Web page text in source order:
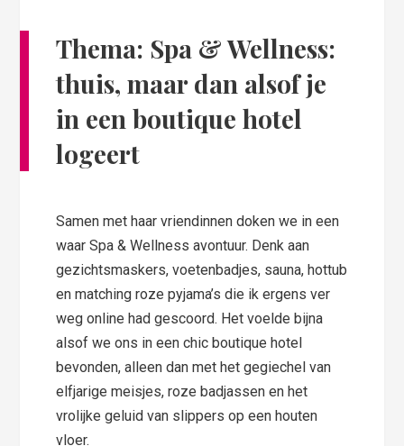
Thema: Spa & Wellness:
thuis, maar dan alsof je
in een boutique hotel
logeert
Samen met haar vriendinnen doken we in een
waar Spa & Wellness avontuur. Denk aan
gezichtsmaskers, voetenbadjes, sauna, hottub
en matching roze pyjama’s die ik ergens ver
weg online had gescoord. Het voelde bijna
alsof we ons in een chic boutique hotel
bevonden, alleen dan met het gegiechel van
elfjarige meisjes, roze badjassen en het
vrolijke geluid van slippers op een houten
vloer.